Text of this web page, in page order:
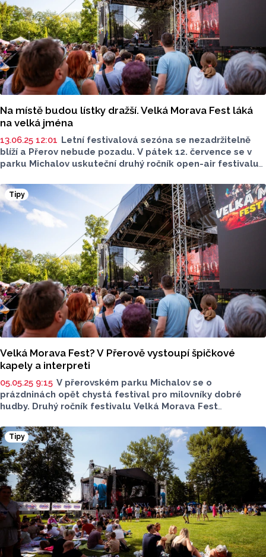
Na místě budou lístky dražší. Velká Morava Fest láká
na velká jména
13.06.25 12:01 Letní festivalová sezóna se nezadržitelně
blíží a Přerov nebude pozadu. V pátek 12. července se v
parku Michalov uskuteční druhý ročník open-air festivalu
zážitek a lákají na známá jména české a slovenské
hudební scény.
Tipy
Velká Morava Fest? V Přerově vystoupí špičkové
kapely a interpreti
05.05.25 9:15 V přerovském parku Michalov se o
prázdninách opět chystá festival pro milovníky dobré
hudby. Druhý ročník festivalu Velká Morava Fest
nadupaný line-up.
Tipy